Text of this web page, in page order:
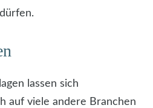
lassen sich
auf viele andere Branchen